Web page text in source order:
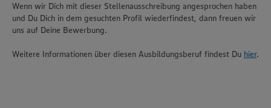
Wenn wir Dich mit dieser Stellenausschreibung angesprochen haben
und Du Dich in dem gesuchten Profil wiederfindest, dann freuen wir
uns auf Deine Bewerbung.
Weitere Informationen über diesen Ausbildungsberuf findest Du hier.